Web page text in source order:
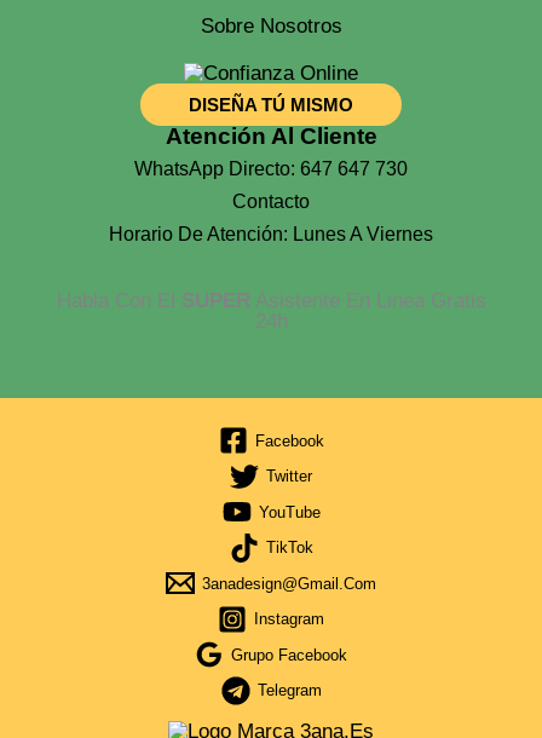
Sobre Nosotros
DISEÑA TÚ MISMO
Atención Al Cliente
WhatsApp Directo: 647 647 730
Contacto
Horario De Atención: Lunes A Viernes
Habla Con El SUPERAsistente En Linea Gratis
24h
Facebook
Twitter
YouTube
TikTok
3anadesign@gmail.com
Instagram
Grupo Facebook
Telegram